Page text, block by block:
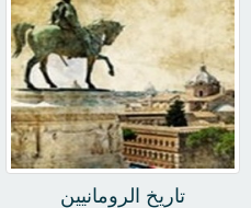
تاريخ الرومانيين